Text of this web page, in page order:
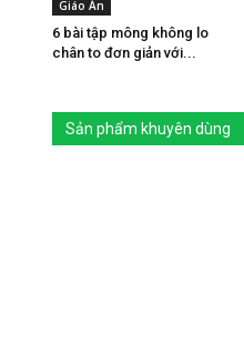
Giáo Án
6 bài tập mông không lo
chân to đơn giản với...
Sản phẩm khuyên dùng